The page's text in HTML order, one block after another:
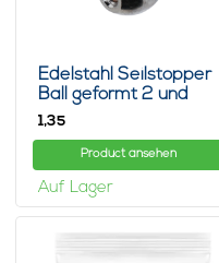
Edelstahl Seilstopper
Ball geformt 2 und
3mm
1,35
Product ansehen
Auf Lager